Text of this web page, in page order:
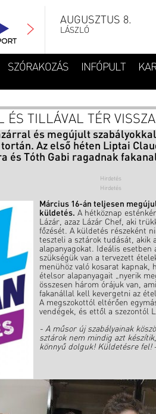
AUGUSZTUS 8.
LÁSZLÓ
SZÓRAKOZÁS INFÓPULT
ÉS TILLÁVAL TÉR
és megújult
Az első héten Liptai
és Tóth Gabi ragadnak
Március 16-án teljesen
küldetés. A hétköznap
Lázár, azaz Lázár Chef, aki
főzését. A küldetés részeként
teszteli a sztárok tudását, akik
alapanyagokat. Ideális esetben
szükségük van a tervezett
menühöz való kosarat kapnak,
ételsor alapanyagait „nyerik
összesen három órájuk van,
fakanállal kell kevergetni az
A megszokottól eltérően
vendégek, és ettől a szezontól
- A műsor új szabályainak
sztárok nem mindig azt
könnyű dolguk! Küldetésre fel!